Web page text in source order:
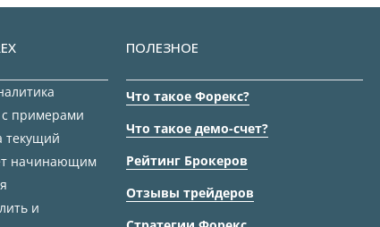
примерами
текущий
начинающим
и
ПОЛЕЗНОЕ
Что такое Форекс?
Что такое демо-счет?
Рейтинг Брокеров
Отзывы трейдеров